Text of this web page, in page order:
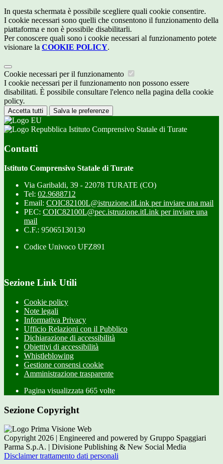
In questa schermata è possibile scegliere quali cookie consentire.
I cookie necessari sono quelli che consentono il funzionamento della
piattaforma e non è possibile disabilitarli.
Per conoscere quali sono i cookie necessari al funzionamento potete
visionare la COOKIE POLICY.
Cookie necessari per il funzionamento
I cookie necessari per il funzionamento non possono essere
disabilitati. È possibile consultare l'elenco nella pagina della cookie
policy.
Accetta tutti Salva le preferenze
Istituto Comprensivo Statale di Turate
Contatti
Istituto Comprensivo Statale di Turate
Via Garibaldi, 39 - 22078 TURATE (CO)
Tel: 02.9688712
Email: COIC82100L@istruzione.itLink per inviare una mail
PEC: COIC82100L@pec.istruzione.itLink per inviare una
mail
C.F.: 95065130130
Codice Univoco UFZ891
Sezione Link Utili
Cookie policy
Note legali
Informativa Privacy
Ufficio Relazioni con il Pubblico
Dichiarazione di accessibilità
Obiettivi di accessibilità
Whistleblowing
Gestione consensi cookie
Amministrazione trasparente
Pagina visualizzata 665 volte
Sezione Copyright
Copyright 2026 | Engineered and powered by Gruppo Spaggiari
Parma S.p.A. | Divisione Publishing & New Social Media
Disclaimer trattamento dati personali